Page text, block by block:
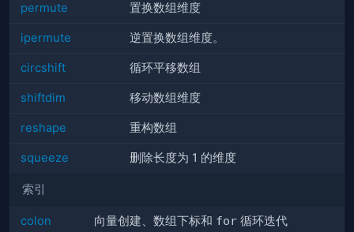
permute 置换数组维度
ipermute 逆置换数组维度。
circshift 循环平移数组
shiftdim 移动数组维度
reshape 重构数组
squeeze 删除长度为 1 的维度
索引
colon 向量创建、数组下标和 for 循环迭代